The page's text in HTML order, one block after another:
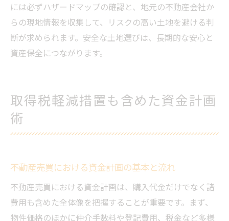
には必ずハザードマップの確認と、地元の不動産会社か
らの現地情報を収集して、リスクの高い土地を避ける判
断が求められます。安全な土地選びは、長期的な安心と
資産保全につながります。
取得税軽減措置も含めた資金計画
術
不動産売買における資金計画の基本と流れ
不動産売買における資金計画は、購入代金だけでなく諸
費用も含めた全体像を把握することが重要です。まず、
物件価格のほかに仲介手数料や登記費用、税金など多様